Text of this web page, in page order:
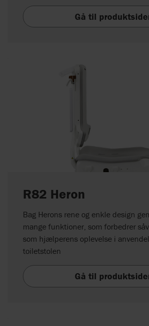
Gå til
R82 Heron
Bag Herons rene og enkle design
mange funktioner, som forbedrer
som hjælperens oplevelse i
toiletstolen
Gå til